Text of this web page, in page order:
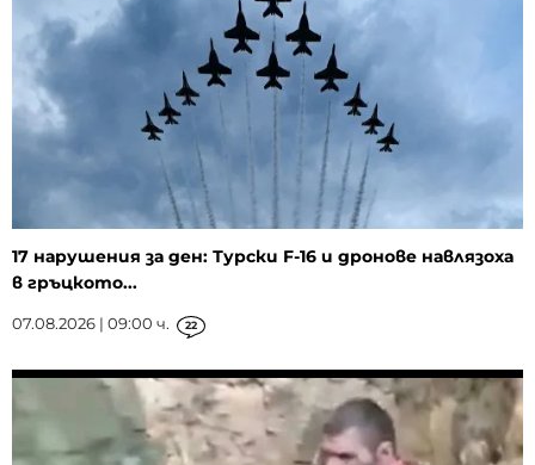
17 нарушения за ден: Турски F-16 и дронове навлязоха
в гръцкото...
07.08.2026 | 09:00 ч. 22